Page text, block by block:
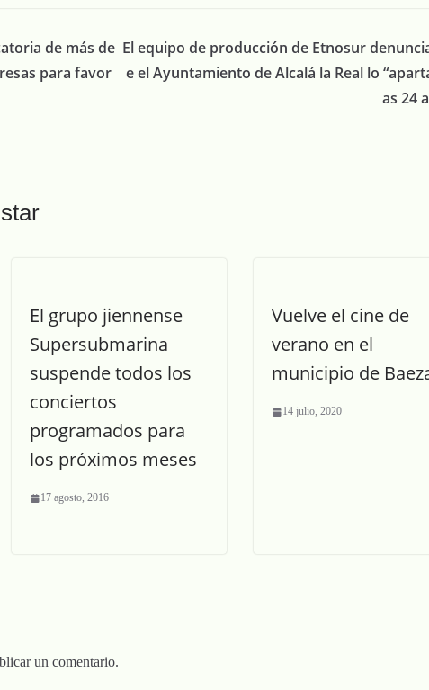
de más de
para favor
El equipo de producción de Etnosur
e el Ayuntamiento de Alcalá la Real lo
as 24
El grupo jiennense
Supersubmarina
suspende todos los
conciertos
programados para
los próximos meses
17 agosto, 2016
Vuelve el cine de
verano en el
municipio de
14 julio, 2020
un comentario.